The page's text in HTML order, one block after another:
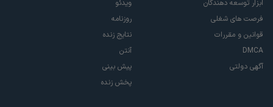
ابزار توسعه دهندگان
فرصت های شغلی
قوانین و مقررات
DMCA
آگهی دولتی
ویدئو
روزنامه
نتایج زنده
آنتن
پیش بینی
پخش زنده